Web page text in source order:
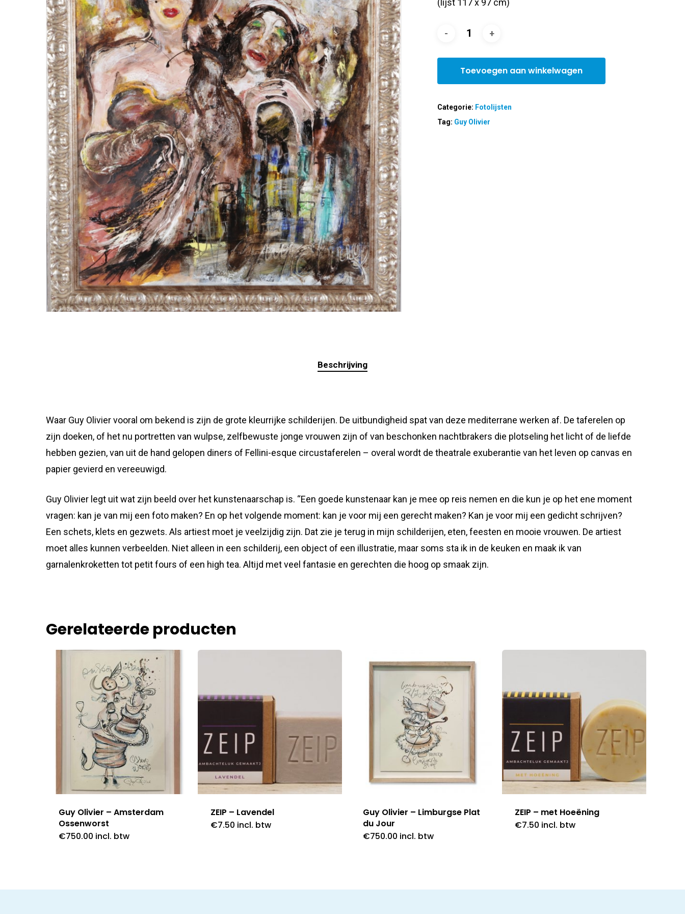
(lijst 117 x 97 cm)
Toevoegen aan winkelwagen
Categorie: Fotolijsten
Tag: Guy Olivier
Beschrijving
Waar Guy Olivier vooral om bekend is zijn de grote kleurrijke schilderijen. De uitbundigheid spat van deze mediterrane werken af. De taferelen op
zijn doeken, of het nu portretten van wulpse, zelfbewuste jonge vrouwen zijn of van beschonken nachtbrakers die plotseling het licht of de liefde
hebben gezien, van uit de hand gelopen diners of Fellini-esque circustaferelen – overal wordt de theatrale exuberantie van het leven op canvas en
papier gevierd en vereeuwigd.
Guy Olivier legt uit wat zijn beeld over het kunstenaarschap is. “Een goede kunstenaar kan je mee op reis nemen en die kun je op het ene moment
vragen: kan je van mij een foto maken? En op het volgende moment: kan je voor mij een gerecht maken? Kan je voor mij een gedicht schrijven?
Een schets, klets en gezwets. Als artiest moet je veelzijdig zijn. Dat zie je terug in mijn schilderijen, eten, feesten en mooie vrouwen. De artiest
moet alles kunnen verbeelden. Niet alleen in een schilderij, een object of een illustratie, maar soms sta ik in de keuken en maak ik van
garnalenkroketten tot petit fours of een high tea. Altijd met veel fantasie en gerechten die hoog op smaak zijn.
Gerelateerde producten
Guy Olivier – Amsterdam
Ossenworst
€750.00 incl. btw
ZEIP – Lavendel
€7.50 incl. btw
Guy Olivier – Limburgse Plat
du Jour
€750.00 incl. btw
ZEIP – met Hoeëning
€7.50 incl. btw